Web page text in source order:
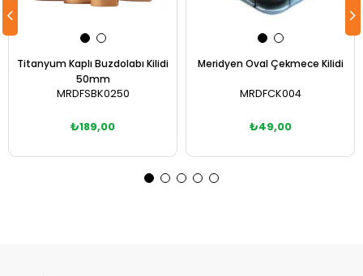
Titanyum Kaplı Buzdolabı Kilidi
50mm
MRDFSBK0250
₺189,00
Meridyen Oval Çekmece Kilidi
MRDFCK004
₺49,00